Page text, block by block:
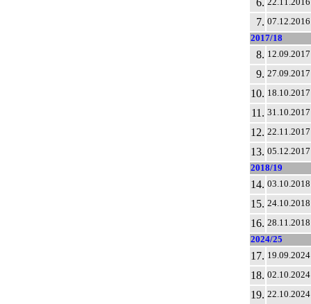
22.11.2016
7. 07.12.2016
2017/18
8. 12.09.2017
9. 27.09.2017
10. 18.10.2017
11. 31.10.2017
12. 22.11.2017
13. 05.12.2017
2018/19
14. 03.10.2018
15. 24.10.2018
16. 28.11.2018
2024/25
17. 19.09.2024
18. 02.10.2024
19. 22.10.2024